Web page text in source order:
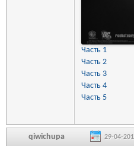
Часть 1
Часть 2
Часть 3
Часть 4
Часть 5
qiwichupa 29-04-